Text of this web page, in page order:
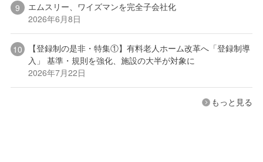
エムスリー、ワイズマンを完全子会社化
2026年6月8日
【登録制の是非・特集①】有料老人ホーム改革へ「登録制導
入」 基準・規則を強化、施設の大半が対象に
2026年7月22日
もっと見る